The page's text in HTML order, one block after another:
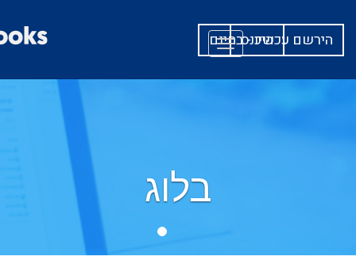
הירשם עכשיו - בחינם
היכנס
Toggle
navigation
בלוג